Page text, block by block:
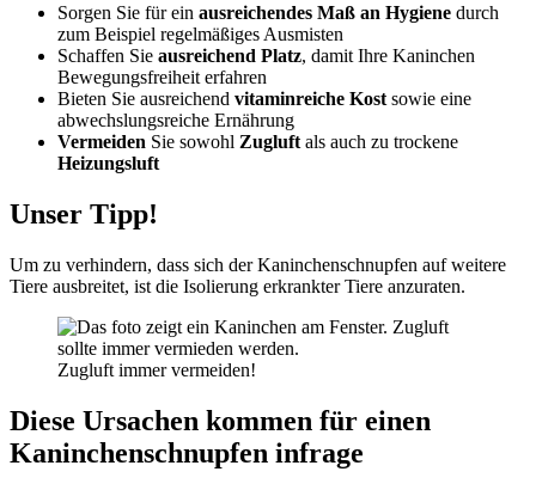
Sorgen Sie für ein ausreichendes Maß an Hygiene durch
zum Beispiel regelmäßiges Ausmisten
Schaffen Sie ausreichend Platz, damit Ihre Kaninchen
Bewegungsfreiheit erfahren
Bieten Sie ausreichend vitaminreiche Kost sowie eine
abwechslungsreiche Ernährung
Vermeiden Sie sowohl Zugluft als auch zu trockene
Heizungsluft
Unser Tipp!
Um zu verhindern, dass sich der Kaninchenschnupfen auf weitere
Tiere ausbreitet, ist die Isolierung erkrankter Tiere anzuraten.
Zugluft immer vermeiden!
Diese Ursachen kommen für einen
Kaninchenschnupfen infrage